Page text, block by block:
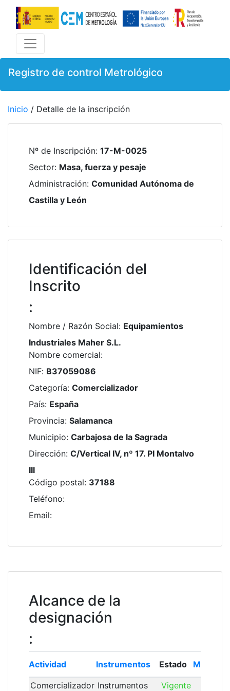
Registro de control Metrológico
Inicio / Detalle de la inscripción
Nº de Inscripción: 17-M-0025
Sector: Masa, fuerza y pesaje
Administración: Comunidad Autónoma de
Castilla y León
Identificación del
Inscrito
:
Nombre / Razón Social: Equipamientos
Industriales Maher S.L.
Nombre comercial:
NIF: B37059086
Categoría: Comercializador
País: España
Provincia: Salamanca
Municipio: Carbajosa de la Sagrada
Dirección: C/Vertical IV, nº 17. PI Montalvo
III
Código postal: 37188
Teléfono:
Email:
Alcance de la
designación
:
Actividad Instrumentos Estado Módulo
Comercializador Instrumentos Vigente